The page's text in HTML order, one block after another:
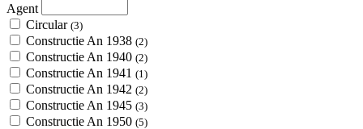
Agent
Circular (3)
Constructie An 1938 (2)
Constructie An 1940 (2)
Constructie An 1941 (1)
Constructie An 1942 (2)
Constructie An 1945 (3)
Constructie An 1950 (5)